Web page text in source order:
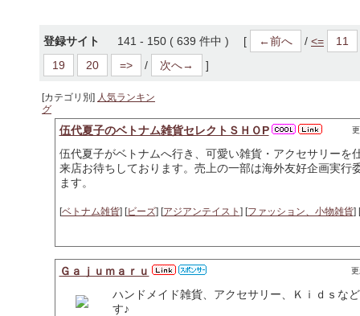
登録サイト 141 - 150 ( 639 件中 ) [ ←前へ / <=
11
19
20 => / 次へ→ ]
[カテゴリ別] 人気ランキン
グ
伍代夏子のベトナム雑貨セレクトＳＨＯP
伍代夏子がベトナムへ行き、可愛い雑貨・アクセサリーを
来店お待ちしております。売上の一部は海外友好企画実行
ます。
[ベトナム雑貨] [ビーズ] [アジアンテイスト ] [ファッション、小物雑貨] [
Ｇａｊｕｍａｒｕ
ハンドメイド雑貨、アクセサリー、Ｋｉｄｓな
す♪